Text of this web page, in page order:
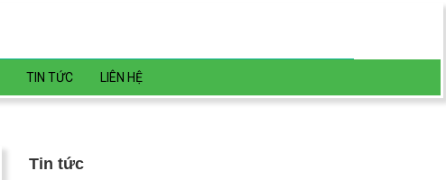
TIN TỨC LIÊN HỆ
Tin tức